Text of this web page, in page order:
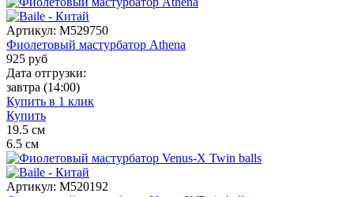
Артикул: M529750
Фиолетовый мастурбатор Athena
925 руб
Дата отгрузки:
завтра (14:00)
Купить в 1 клик
Купить
19.5 см
6.5 см
Артикул: M520192